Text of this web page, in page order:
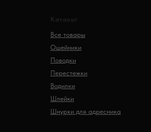
Каталог
Все товары
Ошейники
Поводки
Перестежки
Водилки
Шлейки
Шнурки для адресника